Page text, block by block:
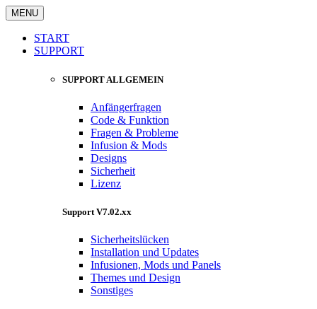
MENU
START
SUPPORT
SUPPORT ALLGEMEIN
Anfängerfragen
Code & Funktion
Fragen & Probleme
Infusion & Mods
Designs
Sicherheit
Lizenz
Support V7.02.xx
Sicherheitslücken
Installation und Updates
Infusionen, Mods und Panels
Themes und Design
Sonstiges